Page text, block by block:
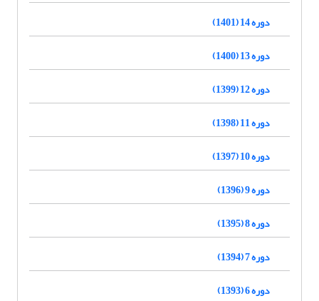
دوره 14 (1401)
دوره 13 (1400)
دوره 12 (1399)
دوره 11 (1398)
دوره 10 (1397)
دوره 9 (1396)
دوره 8 (1395)
دوره 7 (1394)
دوره 6 (1393)